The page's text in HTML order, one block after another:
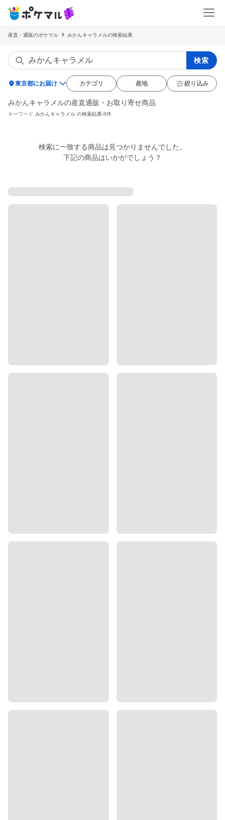
産直・通販のポケマル みかんキャラメルの検索結果
検索
location_on東京都にお届け カテゴリ 産地 絞り込み
みかんキャラメルの産直通販・お取り寄せ商品
キーワード みかんキャラメル の検索結果:0件
検索に一致する商品は見つかりませんでした。
下記の商品はいかがでしょう？